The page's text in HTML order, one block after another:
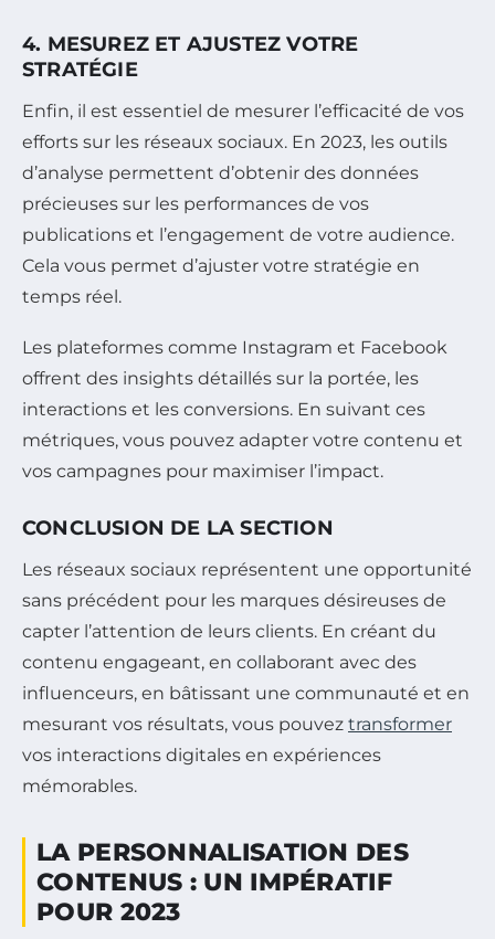
4. MESUREZ ET AJUSTEZ VOTRE
STRATÉGIE
Enfin, il est essentiel de mesurer l’efficacité de vos
efforts sur les réseaux sociaux. En 2023, les outils
d’analyse permettent d’obtenir des données
précieuses sur les performances de vos
publications et l’engagement de votre audience.
Cela vous permet d’ajuster votre stratégie en
temps réel.
Les plateformes comme Instagram et Facebook
offrent des insights détaillés sur la portée, les
interactions et les conversions. En suivant ces
métriques, vous pouvez adapter votre contenu et
vos campagnes pour maximiser l’impact.
CONCLUSION DE LA SECTION
Les réseaux sociaux représentent une opportunité
sans précédent pour les marques désireuses de
capter l’attention de leurs clients. En créant du
contenu engageant, en collaborant avec des
influenceurs, en bâtissant une communauté et en
mesurant vos résultats, vous pouvez transformer
vos interactions digitales en expériences
mémorables.
LA PERSONNALISATION DES
CONTENUS : UN IMPÉRATIF
POUR 2023